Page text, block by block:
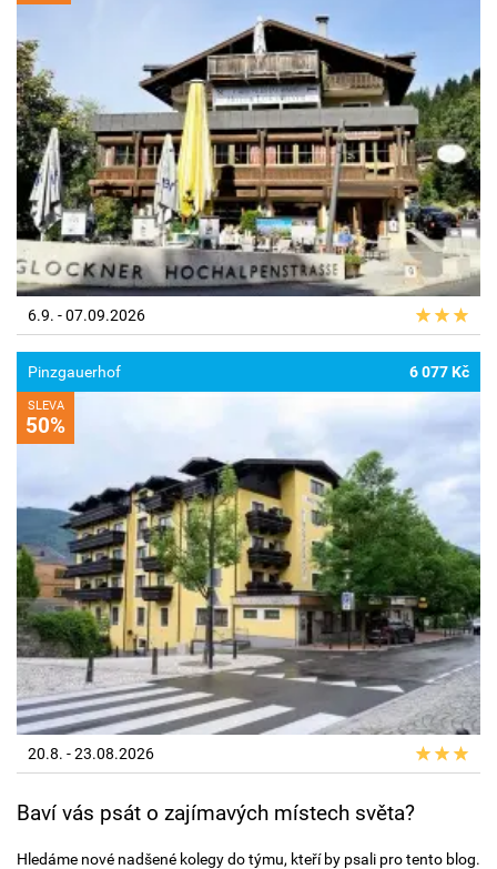
6.9. - 07.09.2026
Pinzgauerhof 6 077 Kč
SLEVA
50%
20.8. - 23.08.2026
Baví vás psát o zajímavých místech světa?
Hledáme nové nadšené kolegy do týmu, kteří by psali pro tento blog.